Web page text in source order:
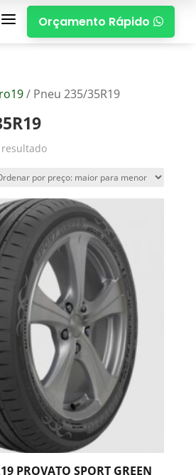
a Orçamento Rápido 
/ Pneu 235/35R19
PROVATO SPORT GREEN